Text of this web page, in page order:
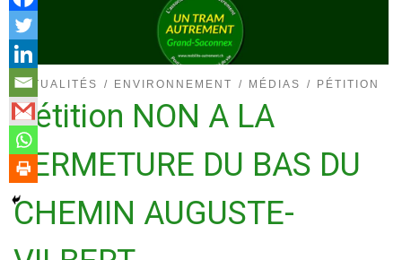
ACTUALITÉS ENVIRONNEMENT MÉDIAS PÉTITION
Pétition NON A LA
FERMETURE DU BAS DU
CHEMIN AUGUSTE-